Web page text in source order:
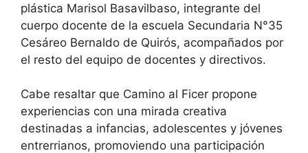
plástica Marisol Basavilbaso, integrante del
cuerpo docente de la escuela Secundaria N°35
Cesáreo Bernaldo de Quirós, acompañados por
el resto del equipo de docentes y directivos.
Cabe resaltar que Camino al Ficer propone
experiencias con una mirada creativa
destinadas a infancias, adolescentes y jóvenes
entrerrianos, promoviendo una participación